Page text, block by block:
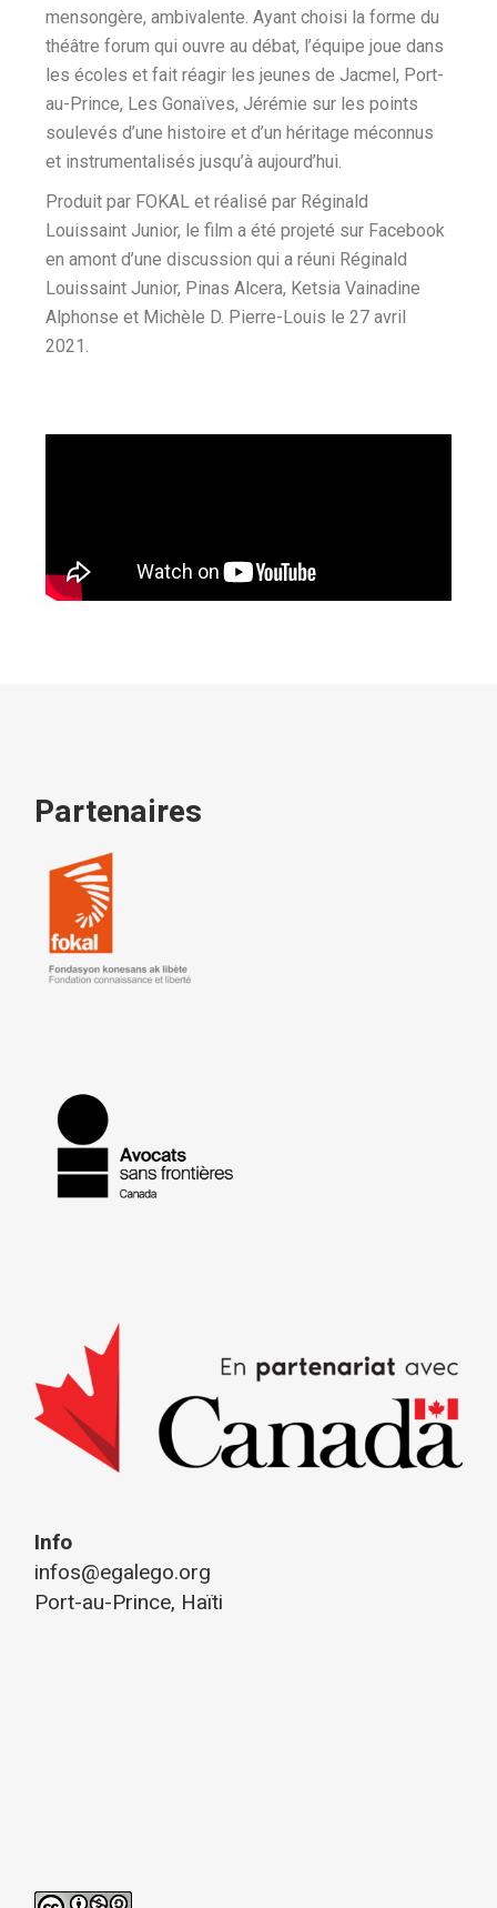
mensongère, ambivalente. Ayant choisi la forme du
théâtre forum qui ouvre au débat, l’équipe joue dans
les écoles et fait réagir les jeunes de Jacmel, Port-
au-Prince, Les Gonaïves, Jérémie sur les points
soulevés d’une histoire et d’un héritage méconnus
et instrumentalisés jusqu’à aujourd’hui.
Produit par FOKAL et réalisé par Réginald
Louissaint Junior, le film a été projeté sur Facebook
en amont d’une discussion qui a réuni Réginald
Louissaint Junior, Pinas Alcera, Ketsia Vainadine
Alphonse et Michèle D. Pierre-Louis le 27 avril
2021.
Partenaires
Info
infos@egalego.org
Port-au-Prince, Haïti